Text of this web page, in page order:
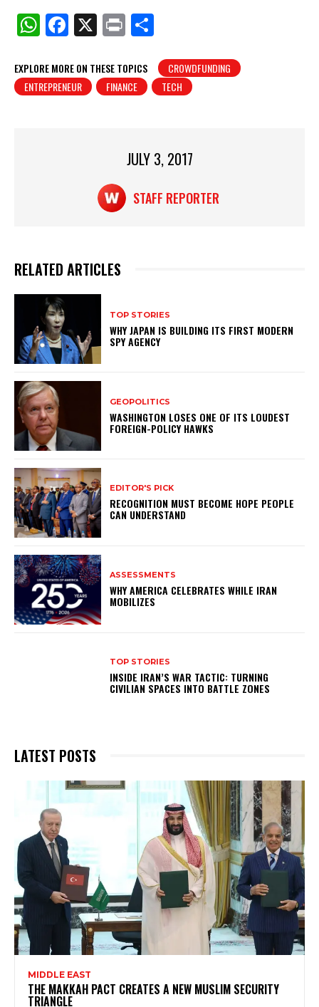
W
at
s
F
c
e
X
Pr
t
ar
e
EXPLORE MORE ON THESE TOPICS
CROWDFUNDING
ENTREPRENEUR
FINANCE TECH
JULY 3, 2017
STAFF REPORTER
RELATED ARTICLES
TOP STORIES
WHY JAPAN IS BUILDING ITS FIRST MODERN
SPY AGENCY
GEOPOLITICS
WASHINGTON LOSES ONE OF ITS LOUDEST
FOREIGN-POLICY HAWKS
EDITOR'S PICK
RECOGNITION MUST BECOME HOPE PEOPLE
CAN UNDERSTAND
ASSESSMENTS
WHY AMERICA CELEBRATES WHILE IRAN
MOBILIZES
TOP STORIES
INSIDE IRAN’S WAR TACTIC: TURNING
CIVILIAN SPACES INTO BATTLE ZONES
LATEST POSTS
MIDDLE EAST
THE MAKKAH PACT CREATES A NEW MUSLIM SECURITY
TRIANGLE